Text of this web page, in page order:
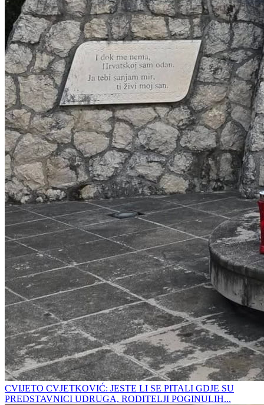
CVIJETO CVJETKOVIĆ: JESTE LI SE PITALI GDJE SU
PREDSTAVNICI UDRUGA, RODITELJI POGINULIH...